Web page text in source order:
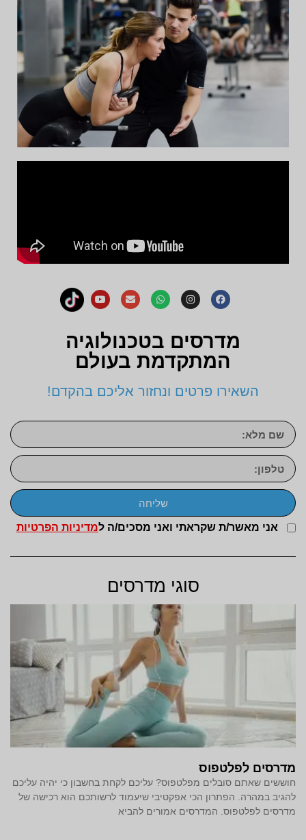
מדרסים בטכנולוגיה
המתקדמת בעולם
השאירו פרטים ונחזור אליכם בהקדם!
אני מאשר/ת שקראתי ואני מסכים/ה למדיניות הפרטיות
שליחה
סוגי מדרסים
מדרסים לפלטפוס
חוששים שאתם סובלים מפלטפוס? עליכם לקחת בחשבון כי יהיה עליכם
להגיב במהרה. הפתרון הכי אפקטיבי שיעמוד לרשותכם הוא רכישה של
מדרסים לפלטפוס. המדרסים אמורים להביא